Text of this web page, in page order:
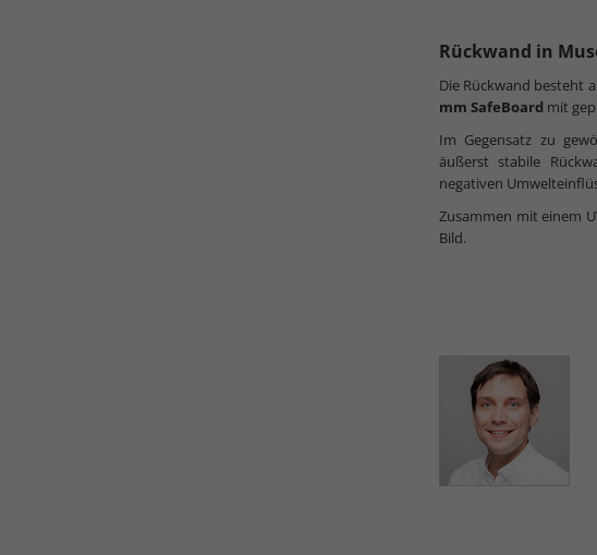
Rückwand in
Die Rückwand besteht
mm SafeBoard mit
Im Gegensatz zu
äußerst stabile
negativen
Zusammen mit einem
Bild.